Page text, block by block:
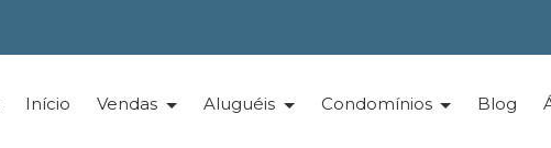
Início Vendas Aluguéis Condomínios Blog